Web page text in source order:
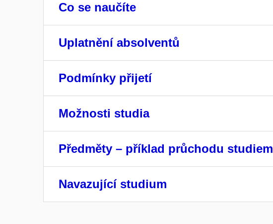
Co se naučíte
Uplatnění absolventů
Podmínky přijetí
Možnosti studia
Předměty – příklad průchodu studiem
Navazující studium